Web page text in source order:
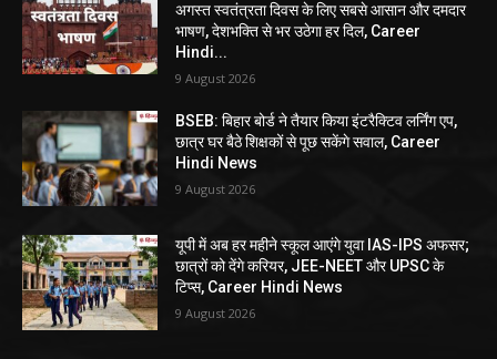
अगस्त स्वतंत्रता दिवस के लिए सबसे आसान और दमदार
भाषण, देशभक्ति से भर उठेगा हर दिल, Career
Hindi...
9 August 2026
BSEB: बिहार बोर्ड ने तैयार किया इंटरैक्टिव लर्निंग एप,
छात्र घर बैठे शिक्षकों से पूछ सकेंगे सवाल, Career
Hindi News
9 August 2026
यूपी में अब हर महीने स्कूल आएंगे युवा IAS-IPS अफसर;
छात्रों को देंगे करियर, JEE-NEET और UPSC के
टिप्स, Career Hindi News
9 August 2026